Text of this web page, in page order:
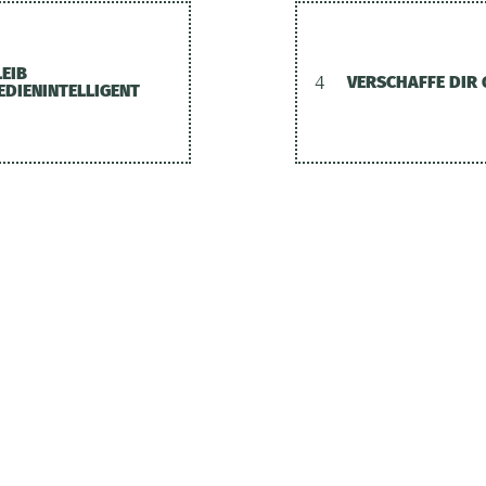
4 VERSCHAFFE DIR